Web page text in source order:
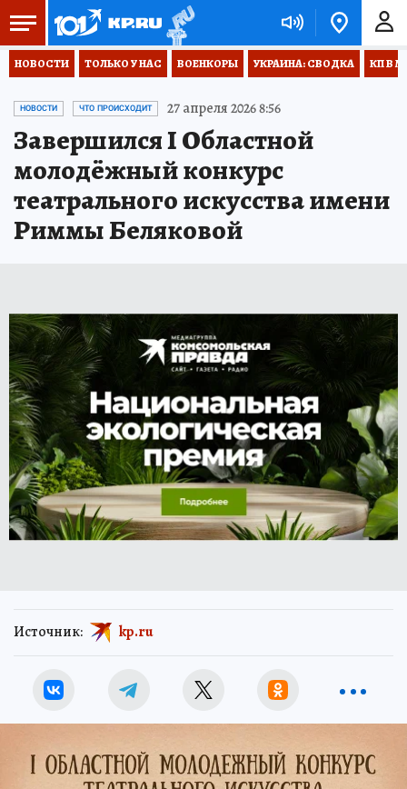
НОВОСТИ ТОЛЬКО У НАС ВОЕНКОРЫ УКРАИНА: СВОДКА КП В
НОВОСТИ ЧТО ПРОИСХОДИТ 27 апреля 2026 8:56
Завершился I Областной
молодёжный конкурс
театрального искусства имени
Риммы Беляковой
Источник: kp.ru